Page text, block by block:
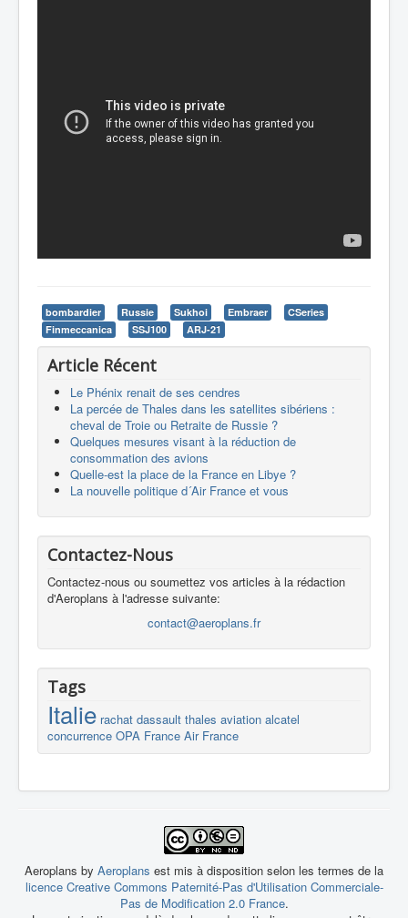
bombardier Russie Sukhoi Embraer
CSeries
Finmeccanica
SSJ100 ARJ-21
Article Récent
Le Phénix renait de ses cendres
La percée de Thales dans les satellites sibériens :
cheval de Troie ou Retraite de Russie ?
Quelques mesures visant à la réduction de
consommation des avions
Quelle-est la place de la France en Libye ?
La nouvelle politique d´Air France et vous
Contactez-Nous
Contactez-nous ou soumettez vos articles à la rédaction
d'Aeroplans à l'adresse suivante:
contact@aeroplans.fr
Tags
Italie rachat dassault thales aviation alcatel
concurrence OPA France Air France
Aeroplans by Aeroplans est mis à disposition selon les termes de la
licence Creative Commons Paternité-Pas d'Utilisation Commerciale-
Pas de Modification 2.0 France.